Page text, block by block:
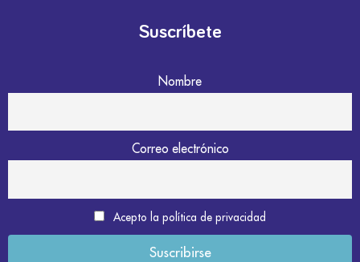
Suscríbete
Nombre
Correo electrónico
Acepto la política de privacidad